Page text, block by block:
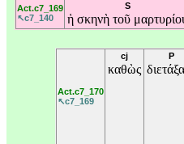
Act.c7_169
↖c7_140
S
ἡ σκηνὴ τοῦ
Act.c7_170
↖c7_169
cj
καθὼς
P